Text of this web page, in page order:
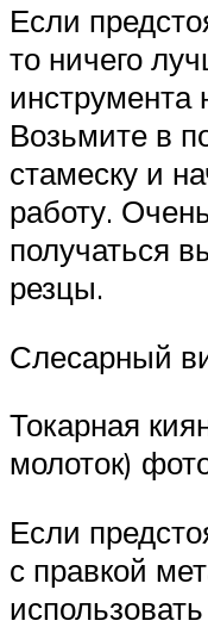
Если
то ничего
Возьмите в
стамеску и
работу.
получаться
резцы.
Слесарный
Токарная
молоток)
Если
с правкой